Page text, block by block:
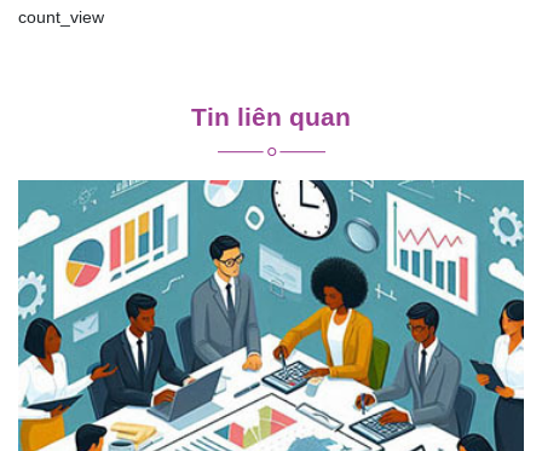
count_view
viết
Tin liên quan